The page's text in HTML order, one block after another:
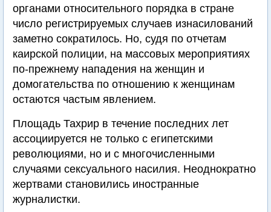
органами относительного порядка в стране
число регистрируемых случаев изнасилований
заметно сократилось. Но, судя по отчетам
каирской полиции, на массовых мероприятиях
по-прежнему нападения на женщин и
домогательства по отношению к женщинам
остаются частым явлением.
Площадь Тахрир в течение последних лет
ассоциируется не только с египетскими
революциями, но и с многочисленными
случаями сексуального насилия. Неоднократно
жертвами становились иностранные
журналистки.